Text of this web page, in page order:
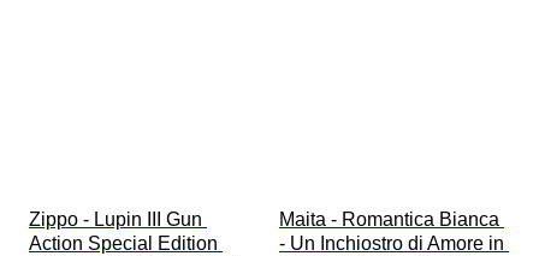
Zippo - Lupin III Gun
Action Special Edition
Maita - Romantica Bianca
- Un Inchiostro di Amore in